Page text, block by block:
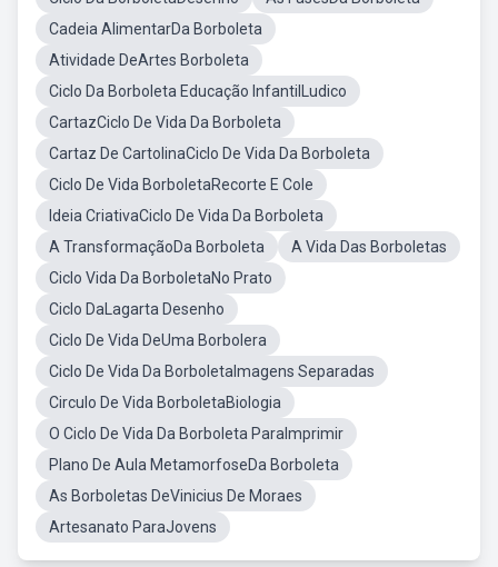
Cadeia AlimentarDa Borboleta
Atividade DeArtes Borboleta
Ciclo Da Borboleta Educação InfantilLudico
CartazCiclo De Vida Da Borboleta
Cartaz De CartolinaCiclo De Vida Da Borboleta
Ciclo De Vida BorboletaRecorte E Cole
Ideia CriativaCiclo De Vida Da Borboleta
A TransformaçãoDa Borboleta
A Vida Das Borboletas
Ciclo Vida Da BorboletaNo Prato
Ciclo DaLagarta Desenho
Ciclo De Vida DeUma Borbolera
Ciclo De Vida Da BorboletaImagens Separadas
Circulo De Vida BorboletaBiologia
O Ciclo De Vida Da Borboleta ParaImprimir
Plano De Aula MetamorfoseDa Borboleta
As Borboletas DeVinicius De Moraes
Artesanato ParaJovens